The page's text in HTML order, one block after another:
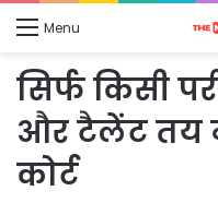
Menu
सिर्फ किसी
और टैलेंट तय
कोर्ट